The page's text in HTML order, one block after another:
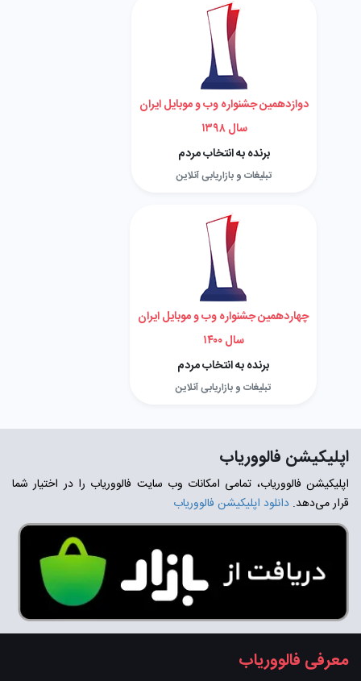
دوازدهمین جشنواره وب و موبایل ایران
سال ۱۳۹۸
برنده به انتخاب مردم
تبلیغات و بازاریابی آنلاین
چهاردهمین جشنواره وب و موبایل ایران
سال ۱۴۰۰
برنده به انتخاب مردم
تبلیغات و بازاریابی آنلاین
اپلیکیشن فالووریاب
اپلیکیشن فالووریاب، تمامی امکانات وب سایت فالووریاب را در اختیار شما
قرار می‌دهد. دانلود اپلیکیشن فالووریاب
معرفی فالووریاب